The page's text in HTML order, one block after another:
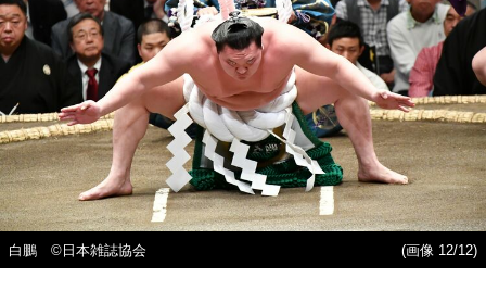
白鵬 ©日本雑誌協会 (画像 12/12)